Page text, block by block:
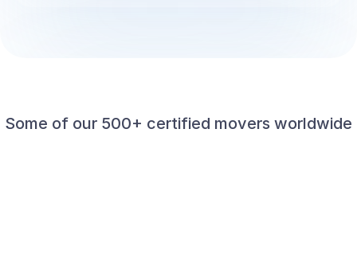
Some of our 500+ certified movers worldwide